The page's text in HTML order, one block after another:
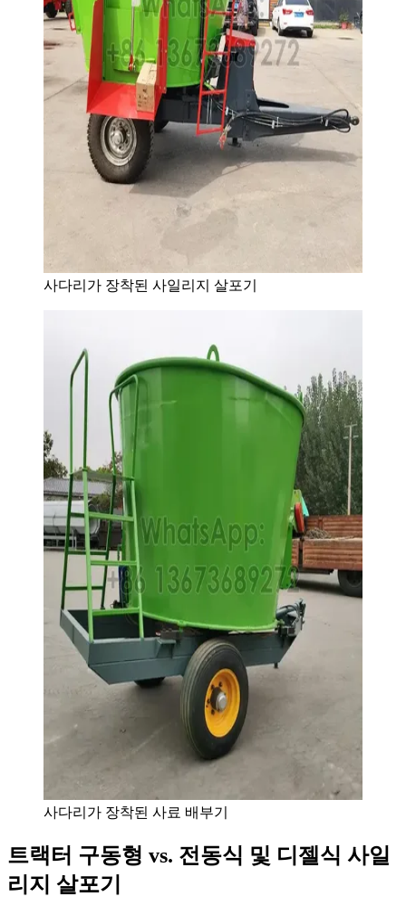
사다리가 장착된 사일리지 살포기
사다리가 장착된 사료 배부기
트랙터 구동형 vs. 전동식 및 디젤식 사일
리지 살포기